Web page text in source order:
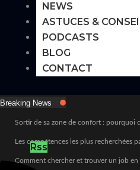
NEWS
ASTUCES &
PODCASTS
BLOG
CONTACT
Breaking News
Sortir de sa zone de confort : pourquoi
Les compétences les plus recherchées
Comment chercher et trouver un job
Rss